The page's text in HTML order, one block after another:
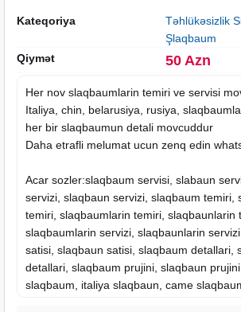
Kateqoriya
Təhlükəsizlik
Şlaqbaum
Qiymət
50 Azn
Her nov slaqbaumlarin temiri ve servisi
Italiya, chin, belarusiya, rusiya,
her bir slaqbaumun detali movcuddur
Daha etrafli melumat ucun zenq edin
Acar sozler:slaqbaum servisi, slabaun
servizi, slaqbaun servizi, slaqbaum temiri,
temiri, slaqbaumlarin temiri, slaqbaunlarin
slaqbaumlarin servizi, slaqbaunlarin
satisi, slaqbaun satisi, slaqbaum detallari,
detallari, slaqbaum prujini, slaqbaun
slaqbaum, italiya slaqbaun, came